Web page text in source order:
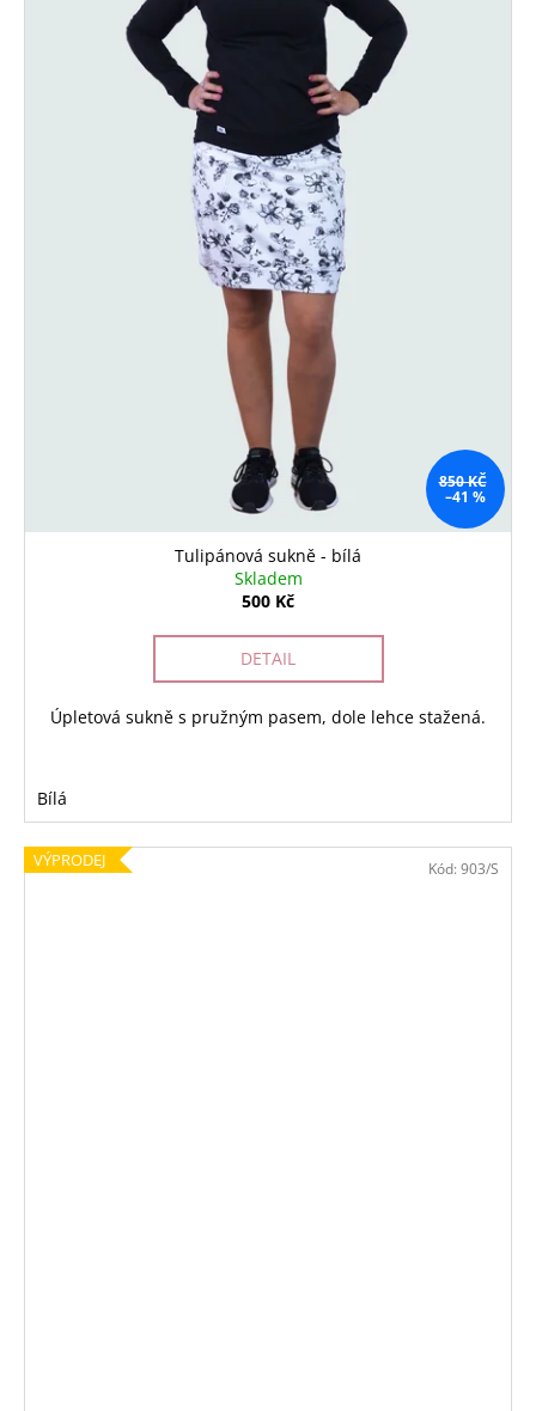
850 KČ
–41 %
Tulipánová sukně - bílá
Skladem
500 Kč
DETAIL
Úpletová sukně s pružným pasem, dole lehce stažená.
Bílá
VÝPRODEJ Kód: 903/S